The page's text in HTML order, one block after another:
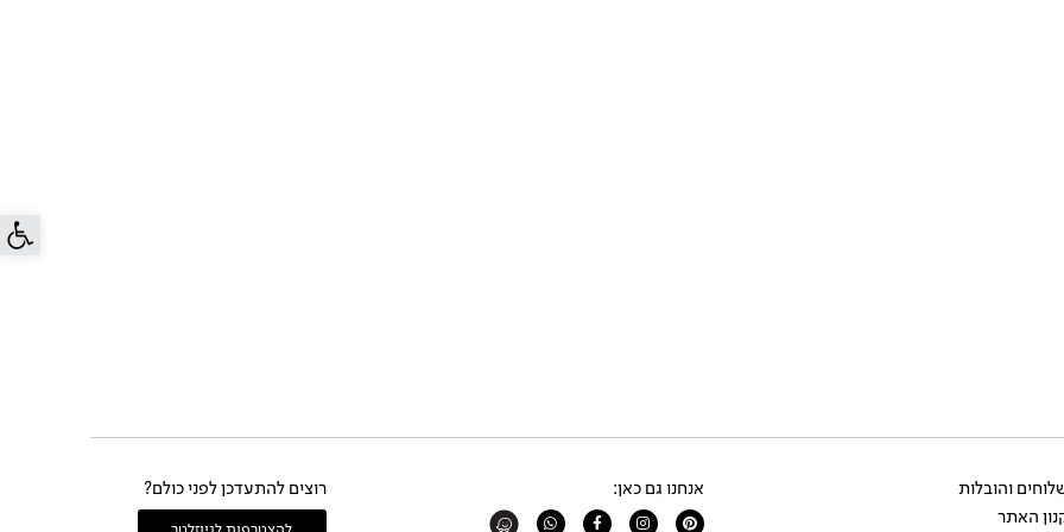
פתח
והובלות
האתר
אנחנו גם כאן:
Pinterest
Instagram
Facebook-
Whatsapp
רוצים להתעדכן לפני כולם?